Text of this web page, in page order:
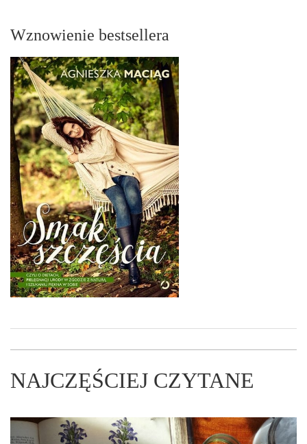
Wznowienie bestsellera
NAJCZĘŚCIEJ CZYTANE